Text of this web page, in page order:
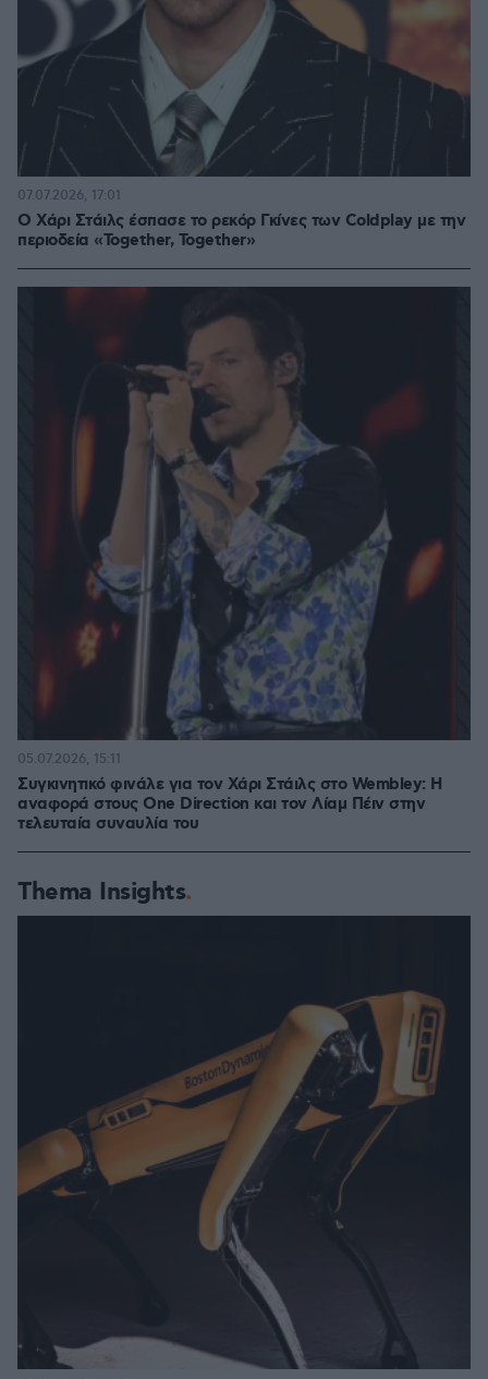
Ο Χάρι Στάιλς έσπασε το ρεκόρ Γκίνες των Coldplay με την
περιοδεία «Together, Together»
07.07.2026, 17:01
Συγκινητικό φινάλε για τον Χάρι Στάιλς στο Wembley: Η
αναφορά στους One Direction και τον Λίαμ Πέιν στην
τελευταία συναυλία του
05.07.2026, 15:11
Thema Insights